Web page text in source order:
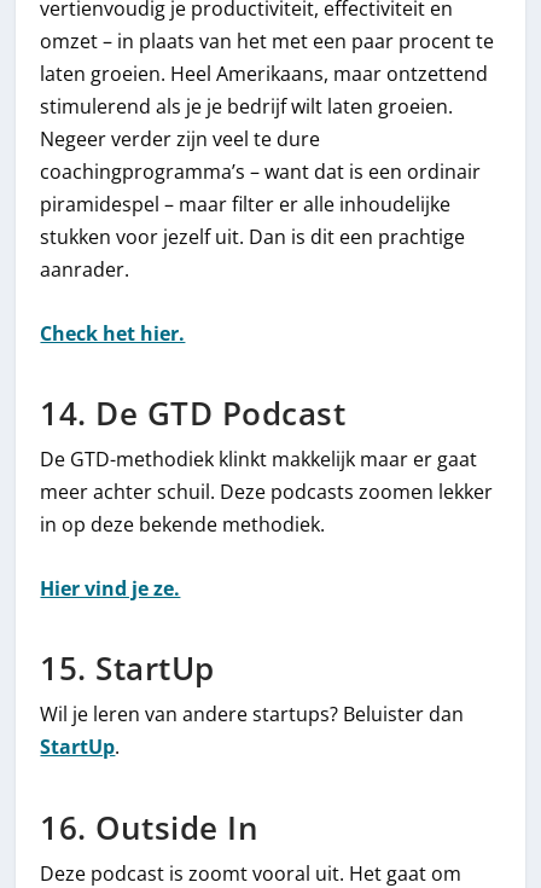
vertienvoudig je productiviteit, effectiviteit en
omzet – in plaats van het met een paar procent te
laten groeien. Heel Amerikaans, maar ontzettend
stimulerend als je je bedrijf wilt laten groeien.
Negeer verder zijn veel te dure
coachingprogramma’s – want dat is een ordinair
piramidespel – maar filter er alle inhoudelijke
stukken voor jezelf uit. Dan is dit een prachtige
aanrader.
Check het hier.
14. De GTD Podcast
De GTD-methodiek klinkt makkelijk maar er gaat
meer achter schuil. Deze podcasts zoomen lekker
in op deze bekende methodiek.
Hier vind je ze.
15. StartUp
Wil je leren van andere startups? Beluister dan
StartUp.
16. Outside In
Deze podcast is zoomt vooral uit. Het gaat om